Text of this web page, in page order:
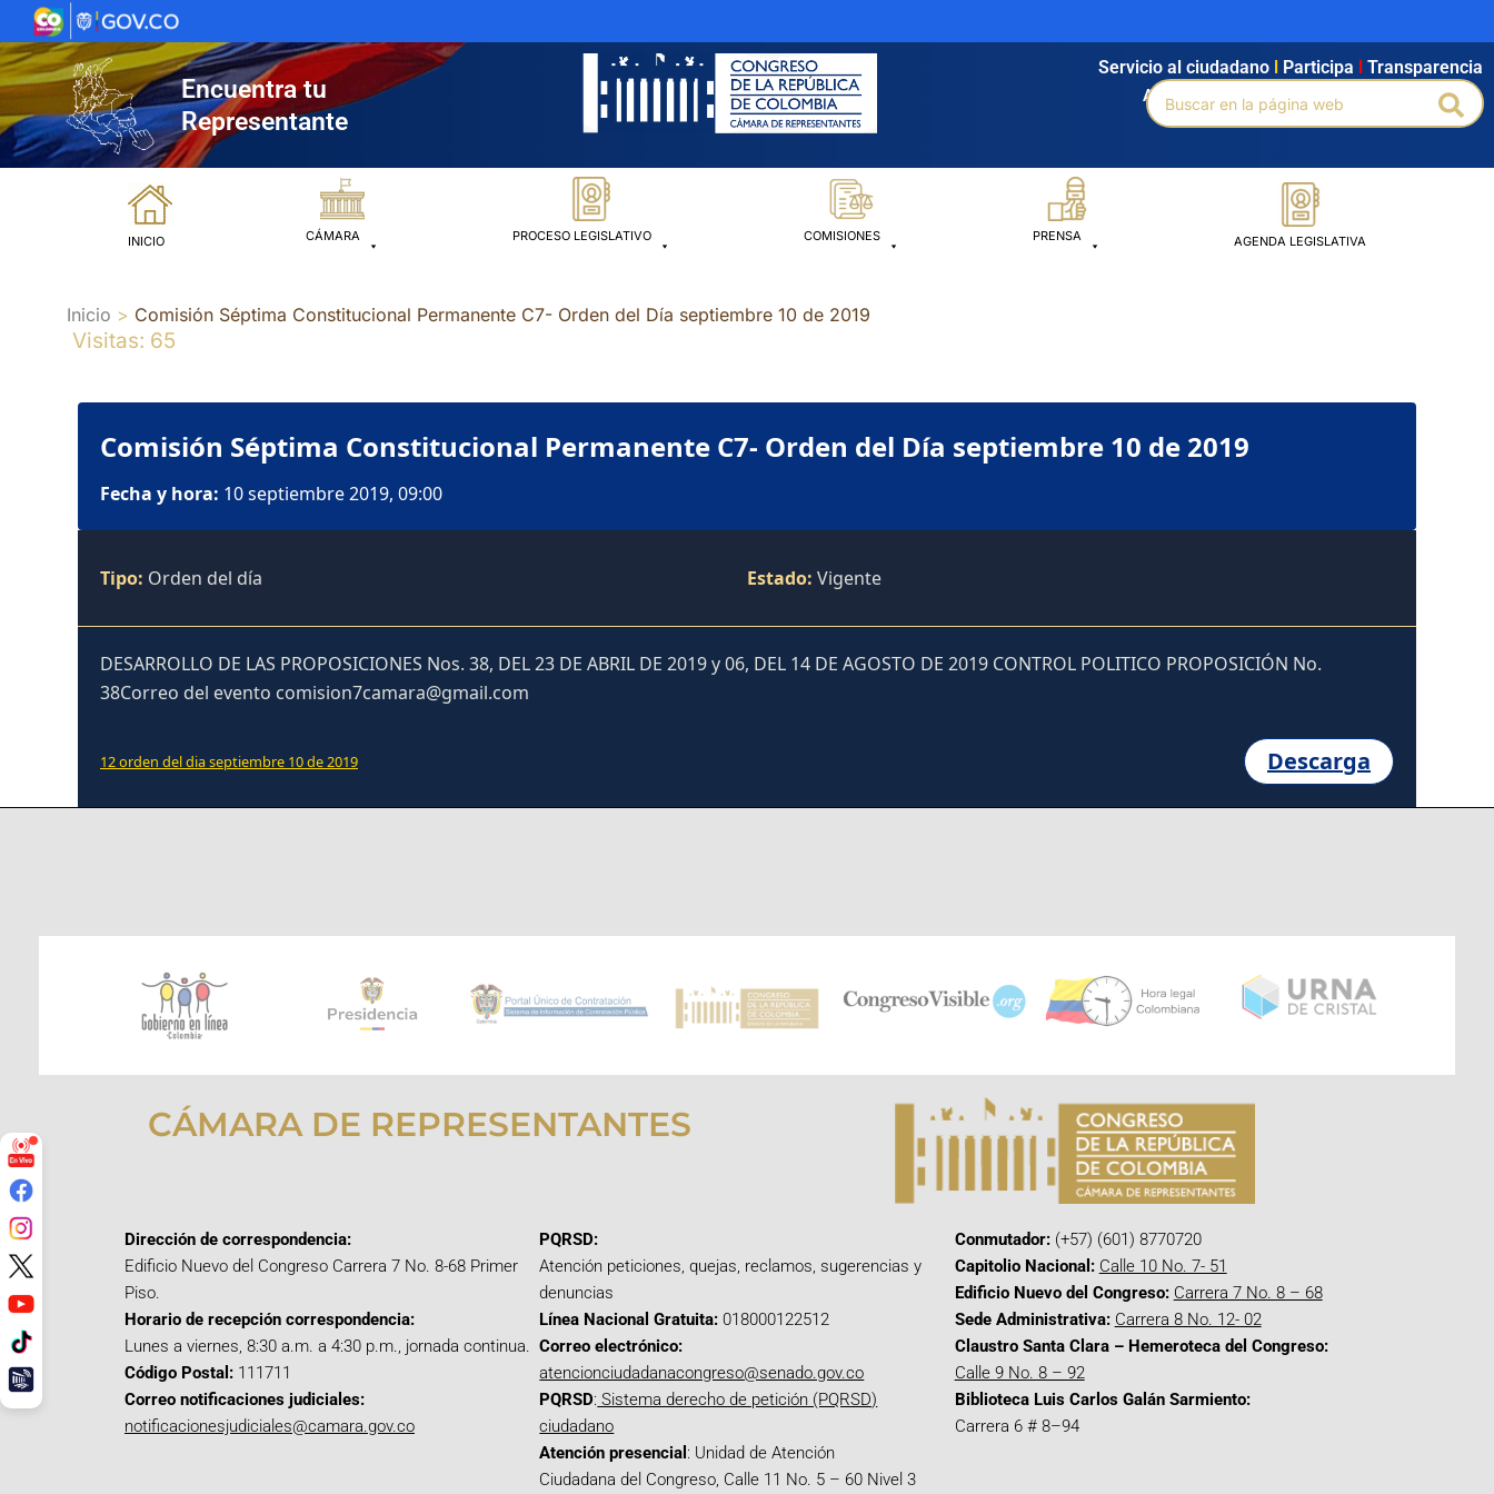
al
contenido
Encuentra tu
Representante
Agendamiento Intranet Búsqueda avanzada
Servicio al ciudadano Participa Transparencia
Buscar
por:
INICIO CÁMARA PROCESO LEGISLATIVO COMISIONES PRENSA AGENDA LEGISLATIVA
Inicio Comisión Séptima Constitucional Permanente C7- Orden del Día septiembre 10 de 2019
Visitas: 65
Comisión Séptima Constitucional Permanente C7- Orden del Día septiembre 10 de 2019
Fecha y hora: 10 septiembre 2019, 09:00
Tipo: Orden del día Estado: Vigente
DESARROLLO DE LAS PROPOSICIONES Nos. 38, DEL 23 DE ABRIL DE 2019 y 06, DEL 14 DE AGOSTO DE 2019 CONTROL POLITICO PROPOSICIÓN No.
38Correo del evento comision7camara@gmail.com
12 orden del dia septiembre 10 de 2019 Descarga
CÁMARA DE REPRESENTANTES
Dirección de correspondencia:
Edificio Nuevo del Congreso Carrera 7 No. 8-68 Primer
Piso.
Horario de recepción correspondencia:
Lunes a viernes, 8:30 a.m. a 4:30 p.m., jornada continua.
Código Postal: 111711
Correo notificaciones judiciales:
notificacionesjudiciales@camara.gov.co
PQRSD:
Atención peticiones, quejas, reclamos, sugerencias y
denuncias
Línea Nacional Gratuita: 018000122512
Correo electrónico:
atencionciudadanacongreso@senado.gov.co
PQRSD: Sistema derecho de petición (PQRSD)
ciudadano
Atención presencial : Unidad de Atención
Ciudadana del Congreso, Calle 11 No. 5 – 60 Nivel 3
Conmutador:(+57) (601) 8770720
Capitolio Nacional: Calle 10 No. 7- 51
Edificio Nuevo del Congreso: Carrera 7 No. 8 – 68
Sede Administrativa: Carrera 8 No. 12- 02
Claustro Santa Clara – Hemeroteca del Congreso:
Calle 9 No. 8 – 92
Biblioteca Luis Carlos Galán Sarmiento:
Carrera 6 # 8–94